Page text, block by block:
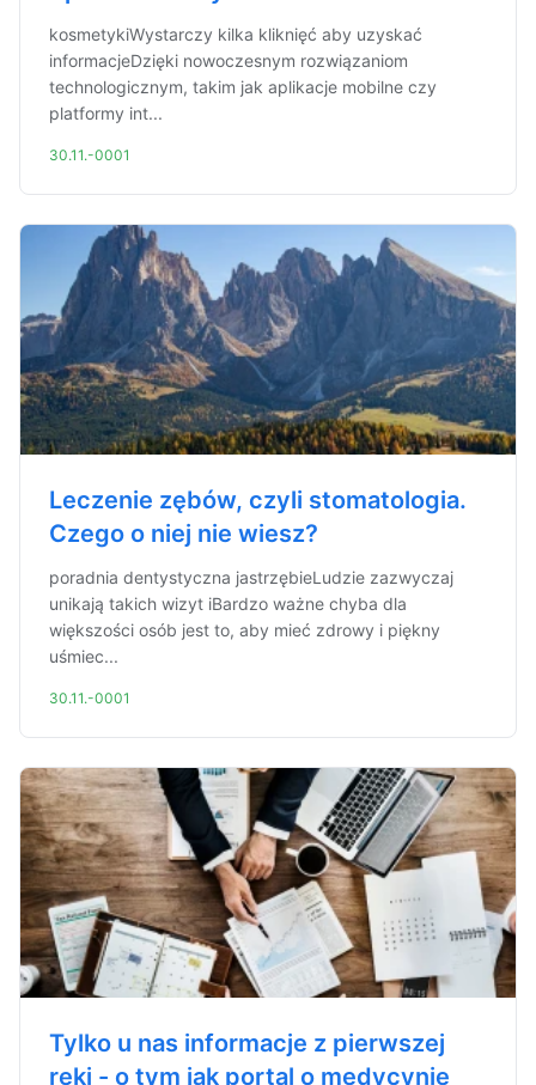
kosmetykiWystarczy kilka kliknięć aby uzyskać
informacjeDzięki nowoczesnym rozwiązaniom
technologicznym, takim jak aplikacje mobilne czy
platformy int...
30.11.-0001
Leczenie zębów, czyli stomatologia.
Czego o niej nie wiesz?
poradnia dentystyczna jastrzębieLudzie zazwyczaj
unikają takich wizyt iBardzo ważne chyba dla
większości osób jest to, aby mieć zdrowy i piękny
uśmiec...
30.11.-0001
Tylko u nas informacje z pierwszej
ręki - o tym jak portal o medycynie